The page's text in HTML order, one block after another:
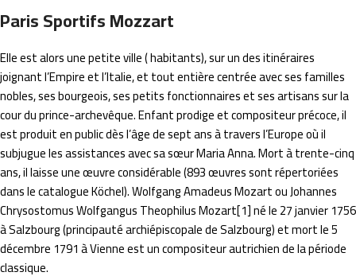
Paris Sportifs Mozzart
Elle est alors une petite ville ( habitants), sur un des itinéraires
joignant l’Empire et l’Italie, et tout entière centrée avec ses familles
nobles, ses bourgeois, ses petits fonctionnaires et ses artisans sur la
cour du prince-archevêque. Enfant prodige et compositeur précoce, il
est produit en public dès l’âge de sept ans à travers l’Europe où il
subjugue les assistances avec sa sœur Maria Anna. Mort à trente-cinq
ans, il laisse une œuvre considérable (893 œuvres sont répertoriées
dans le catalogue Köchel). Wolfgang Amadeus Mozart ou Johannes
Chrysostomus Wolfgangus Theophilus Mozart[1] né le 27 janvier 1756
à Salzbourg (principauté archiépiscopale de Salzbourg) et mort le 5
décembre 1791 à Vienne est un compositeur autrichien de la période
classique.